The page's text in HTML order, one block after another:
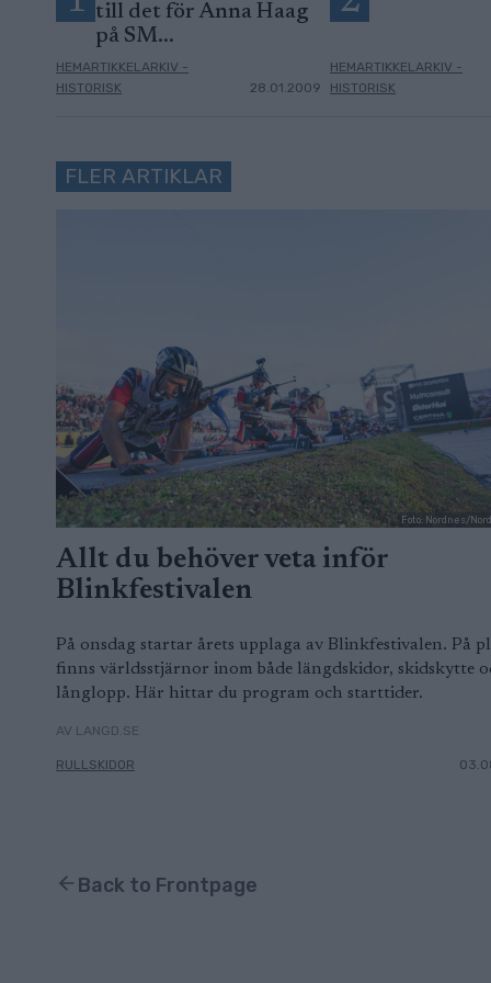
till det för Anna Haag
på SM...
HEMARTIKKELARKIV -
HISTORISK
28.01.2009
HEMARTIKKELARKIV -
HISTORISK
FLER ARTIKLAR
Foto: Nordnes/
Allt du behöver veta inför
Blinkfestivalen
På onsdag startar årets upplaga av Blinkfestivalen. På
finns världsstjärnor inom både längdskidor, skidskytte
långlopp. Här hittar du program och starttider.
AV LANGD.SE
RULLSKIDOR
Back to Frontpage